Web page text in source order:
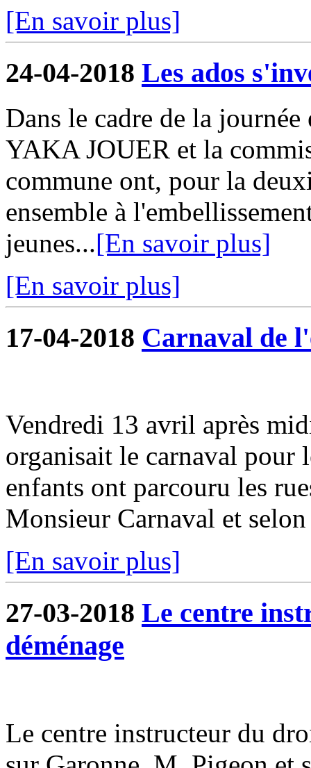
[En savoir plus]
24-04-2018 Les ados
Dans le cadre de la
YAKA JOUER et la
commune ont, pour la
ensemble à
jeunes...[En savoir plus]
[En savoir plus]
17-04-2018 Carnaval de
Vendredi 13 avril après
organisait le carnaval pour
enfants ont parcouru les
Monsieur Carnaval et
[En savoir plus]
27-03-2018 Le centre
déménage
Le centre instructeur du